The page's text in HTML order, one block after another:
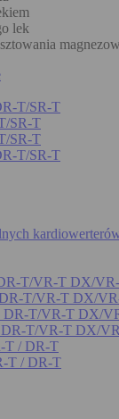
lek
T/SR-T
SR-T
SR-T
T/SR-T
T/VR-T DX/
T/VR-T DX/
DR-T/VR-T DX/
DR-T/VR-T DX/
T / DR-T
T / DR-T